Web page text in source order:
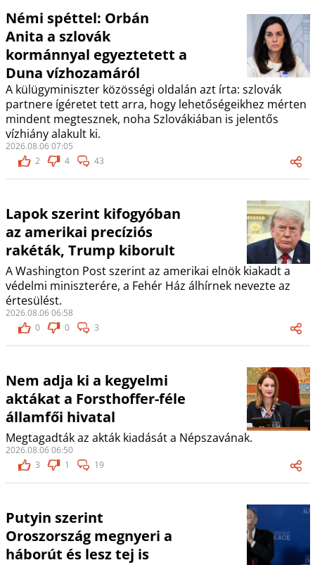
Némi spéttel: Orbán
Anita a szlovák
kormánnyal egyeztetett a
Duna vízhozamáról
A külügyminiszter közösségi oldalán azt írta: szlovák
partnere ígéretet tett arra, hogy lehetőségeikhez mérten
mindent megtesznek, noha Szlovákiában is jelentős
vízhiány alakult ki.
2026.08.06 07:05
2
4 43
Lapok szerint kifogyóban
az amerikai precíziós
rakéták, Trump kiborult
A Washington Post szerint az amerikai elnök kiakadt a
védelmi miniszterére, a Fehér Ház álhírnek nevezte az
értesülést.
2026.08.06 06:58
0
0 3
Nem adja ki a kegyelmi
aktákat a Forsthoffer-féle
államfői hivatal
Megtagadták az akták kiadását a Népszavának.
2026.08.06 06:50
3
1 19
Putyin szerint
Oroszország megnyeri a
háborút és lesz tej is